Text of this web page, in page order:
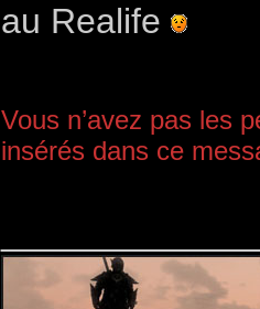
au Realife
Vous n’avez pas les
insérés dans ce